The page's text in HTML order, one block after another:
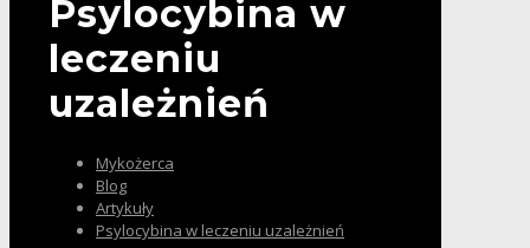
Psylocybina w
leczeniu
uzależnień
Mykożerca
Blog
Artykuły
Psylocybina w leczeniu uzależnień